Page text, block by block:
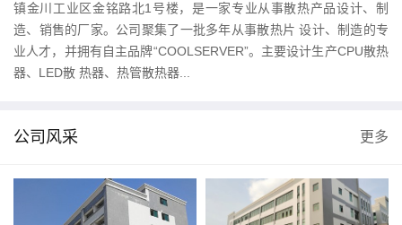
镇金川工业区金铭路北1号楼，是一家专业从事散热产品设计、制
造、销售的厂家。公司聚集了一批多年从事散热片 设计、制造的专
业人才，并拥有自主品牌“COOLSERVER”。主要设计生产CPU散热
器、LED散 热器、热管散热器...
公司风采 更多